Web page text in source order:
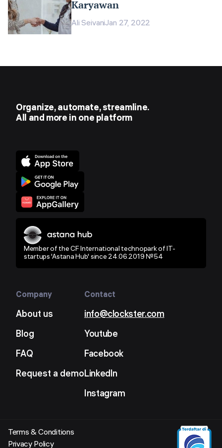
Karyawan
Ali SeivaniJan 27, 2022
Organize, automate, streamline.
All and more in one platform
Member of the CF International technopark of IT-
startups 'Astana Hub' since 24.06.2019 №54
Company
About us
Blog
FAQ
Request a demo
Contact
info@clockster.com
Youtube
Facebook
LinkedIn
Instagram
Terms & Conditions
Privacy Policy